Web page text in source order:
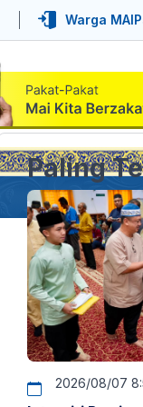
Warga
Paling
2026/08/07